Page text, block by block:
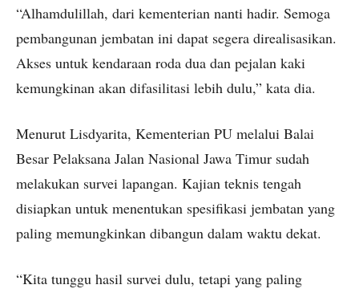
“Alhamdulillah, dari kementerian nanti hadir. Semoga
pembangunan jembatan ini dapat segera direalisasikan.
Akses untuk kendaraan roda dua dan pejalan kaki
kemungkinan akan difasilitasi lebih dulu,” kata dia.
Menurut Lisdyarita, Kementerian PU melalui Balai
Besar Pelaksana Jalan Nasional Jawa Timur sudah
melakukan survei lapangan. Kajian teknis tengah
disiapkan untuk menentukan spesifikasi jembatan yang
paling memungkinkan dibangun dalam waktu dekat.
“Kita tunggu hasil survei dulu, tetapi yang paling